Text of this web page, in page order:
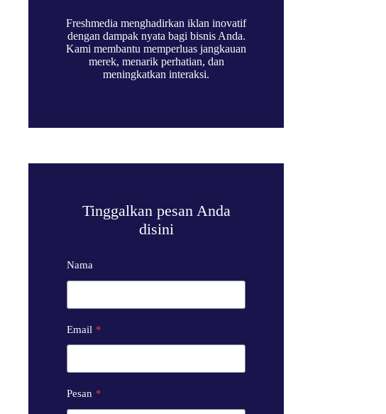
Freshmedia menghadirkan iklan inovatif
dengan dampak nyata bagi bisnis Anda.
Kami membantu memperluas jangkauan
merek, menarik perhatian, dan
meningkatkan interaksi.
Tinggalkan pesan Anda
disini
Nama
Email *
Pesan *